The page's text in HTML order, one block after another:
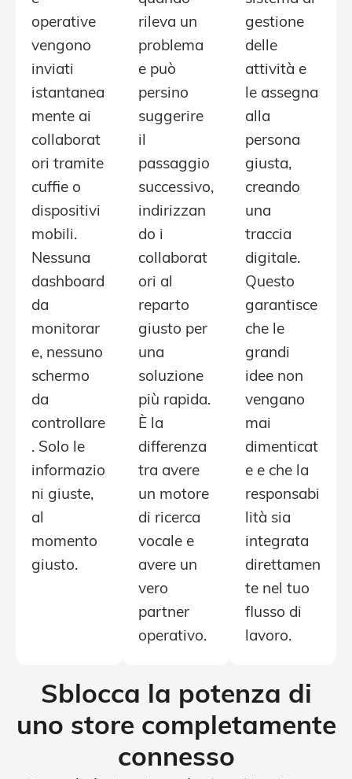
operative
vengono
inviati
istantanea
mente ai
collaborat
ori tramite
cuffie o
dispositivi
mobili.
Nessuna
dashboard
da
monitorar
e, nessuno
schermo
da
controllare
. Solo le
informazio
ni giuste,
al
momento
giusto.
rileva un
problema
e può
persino
suggerire
il
passaggio
successivo,
indirizzan
do i
collaborat
ori al
reparto
giusto per
una
soluzione
più rapida.
È la
differenza
tra avere
un motore
di ricerca
vocale e
avere un
vero
partner
operativo.
gestione
delle
attività e
le assegna
alla
persona
giusta,
creando
una
traccia
digitale.
Questo
garantisce
che le
grandi
idee non
vengano
mai
dimenticat
e e che la
responsabi
lità sia
integrata
direttamen
te nel tuo
flusso di
lavoro.
Sblocca la potenza di
uno store completamente
connesso